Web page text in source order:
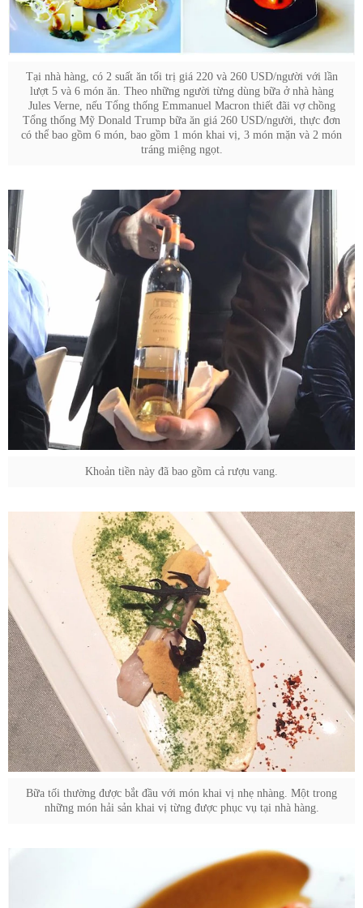
Tại nhà hàng, có 2 suất ăn tối trị giá 220 và 260 USD/người với lần
lượt 5 và 6 món ăn. Theo những người từng dùng bữa ở nhà hàng
Jules Verne, nếu Tổng thống Emmanuel Macron thiết đãi vợ chồng
Tổng thống Mỹ Donald Trump bữa ăn giá 260 USD/người, thực đơn
có thể bao gồm 6 món, bao gồm 1 món khai vị, 3 món mặn và 2 món
tráng miệng ngọt.
Khoản tiền này đã bao gồm cả rượu vang.
Bữa tối thường được bắt đầu với món khai vị nhẹ nhàng. Một trong
những món hải sản khai vị từng được phục vụ tại nhà hàng.